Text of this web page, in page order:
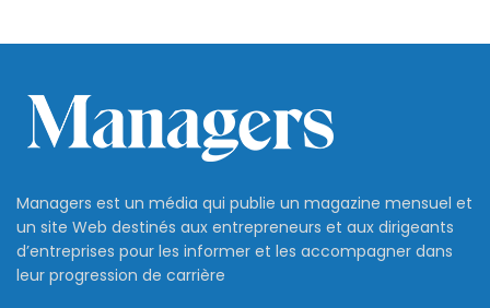
Managers est un média qui publie un magazine mensuel et
un site Web destinés aux entrepreneurs et aux dirigeants
d’entreprises pour les informer et les accompagner dans
leur progression de carrière